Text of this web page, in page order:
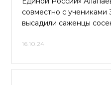
совместно с
высадили саженцы
16.10.24